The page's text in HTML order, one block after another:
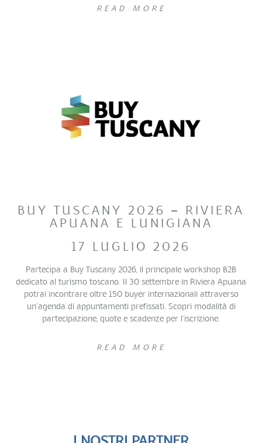
READ MORE
BUY TUSCANY 2026 – RIVIERA
APUANA E LUNIGIANA
17 LUGLIO 2026
Partecipa a Buy Tuscany 2026, il principale workshop B2B
dedicato al turismo toscano. Il 30 settembre in Riviera Apuana
potrai incontrare oltre 150 buyer internazionali attraverso
un’agenda di appuntamenti prefissati. Scopri modalità di
partecipazione, quote e scadenze per l’iscrizione.
READ MORE